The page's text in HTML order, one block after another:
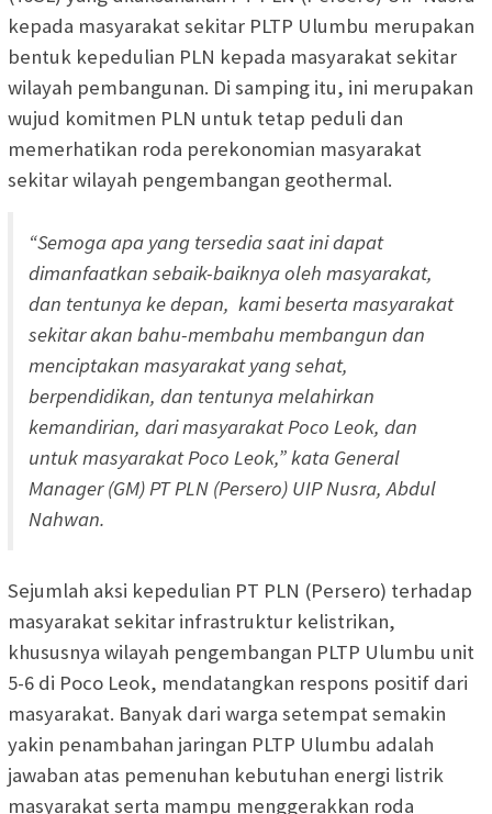
kepada masyarakat sekitar PLTP Ulumbu merupakan
bentuk kepedulian PLN kepada masyarakat sekitar
wilayah pembangunan. Di samping itu, ini merupakan
wujud komitmen PLN untuk tetap peduli dan
memerhatikan roda perekonomian masyarakat
sekitar wilayah pengembangan geothermal.
“Semoga apa yang tersedia saat ini dapat
dimanfaatkan sebaik-baiknya oleh masyarakat,
dan tentunya ke depan, kami beserta masyarakat
sekitar akan bahu-membahu membangun dan
menciptakan masyarakat yang sehat,
berpendidikan, dan tentunya melahirkan
kemandirian, dari masyarakat Poco Leok, dan
untuk masyarakat Poco Leok,” kata General
Manager (GM) PT PLN (Persero) UIP Nusra, Abdul
Nahwan.
Sejumlah aksi kepedulian PT PLN (Persero) terhadap
masyarakat sekitar infrastruktur kelistrikan,
khususnya wilayah pengembangan PLTP Ulumbu unit
5-6 di Poco Leok, mendatangkan respons positif dari
masyarakat. Banyak dari warga setempat semakin
yakin penambahan jaringan PLTP Ulumbu adalah
jawaban atas pemenuhan kebutuhan energi listrik
masyarakat serta mampu menggerakkan roda